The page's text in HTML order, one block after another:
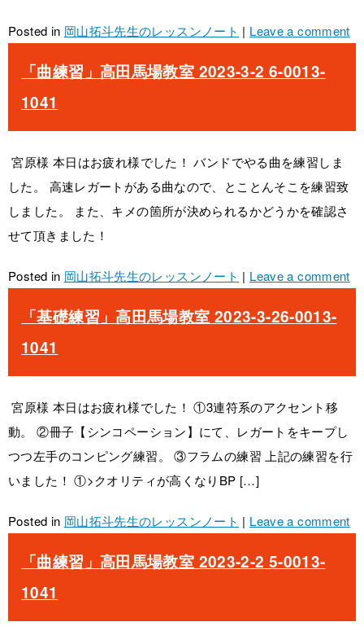
Posted in 岡山拓斗先生のレッスンノート | Leave a comment
「曲練習」高田馬場教室 2023-3-2 6-0013-
1041
宮原様 本日はお疲れ様でした！ バンドでやる曲を練習しま
した。 高速レガートがある曲なので、とことんそこを練習致
しました。 また、キメの箇所が決められるかどうかを確認さ
せて頂きました！
Posted in 岡山拓斗先生のレッスンノート | Leave a comment
「基礎練習」高田馬場教室 2023-3-26-0013-
1041
宮原様 本日はお疲れ様でした！ ①3連符系のアクセント移
動。 ②冊子【シンコペーション】にて、レガートをキープし
つつ左手のコンピング練習。 ③フラムの練習 上記の練習を行
いました！ ①>クオリティが高くなりBP […]
Posted in 岡山拓斗先生のレッスンノート | Leave a comment
「曲練習」高田馬場教室 2023-2-2 5-0013-
1041